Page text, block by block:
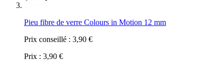
Pieu fibre de verre Colours in Motion 12 mm
Prix conseillé : 3,90 €
Prix : 3,90 €